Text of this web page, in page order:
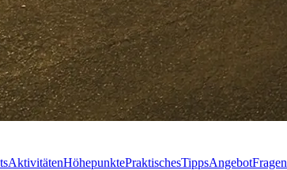
AktivitätenHöhepunktePraktischesTippsAngebotFragen